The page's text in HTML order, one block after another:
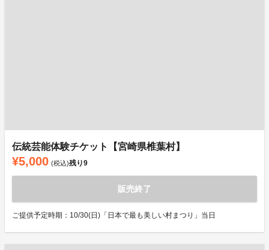
伝統芸能体験チケット【宮崎県椎葉村】
¥5,000 (税込)残り9
販売終了
ご提供予定時期：10/30(日)「日本で最も美しい村まつり」当日